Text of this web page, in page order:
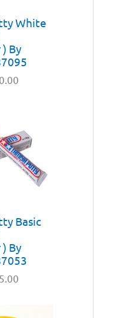
White
By
Basic
By